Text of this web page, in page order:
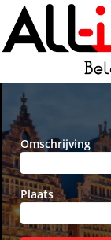
Omschrijving
Plaats